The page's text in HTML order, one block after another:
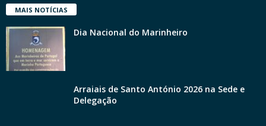
MAIS NOTÍCIAS
Dia Nacional do Marinheiro
Arraiais de Santo António 2026 na Sede e
Delegação